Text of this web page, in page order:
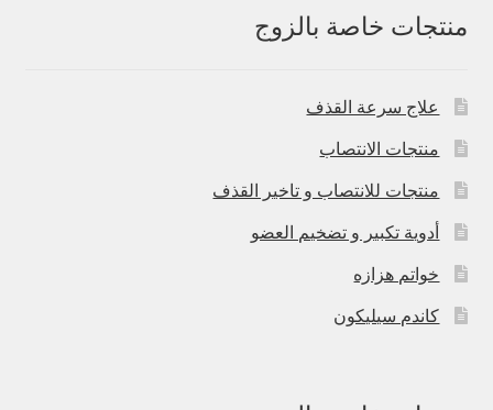
منتجات خاصة بالزوج
علاج سرعة القذف
منتجات الانتصاب
منتجات للانتصاب و تاخير القذف
أدوية تكبير و تضخيم العضو
خواتم هزازه
كاندم سيليكون